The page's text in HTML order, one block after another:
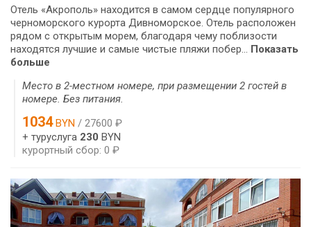
Отель «Акрополь» находится в самом сердце популярного
черноморского курорта Дивноморское. Отель расположен
рядом с открытым морем, благодаря чему поблизости
находятся лучшие и самые чистые пляжи побер... Показать
больше
Место в 2-местном номере, при размещении 2 гостей в
номере. Без питания.
1034BYN / 27600 ₽
+ туруслуга 230 BYN
курортный сбор: 0 ₽